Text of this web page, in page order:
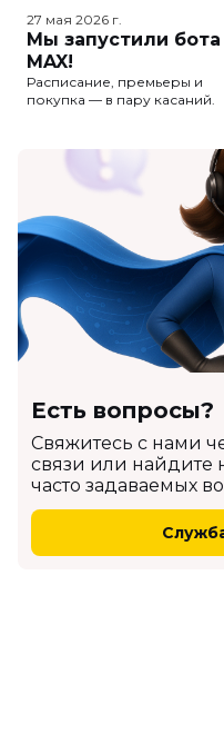
27 мая 2026 г.
Мы запустили бота
MAX!
Расписание, премьеры и
покупка — в пару касаний.
Есть вопросы?
Cвяжитесь с нами
связи или
часто задаваемых